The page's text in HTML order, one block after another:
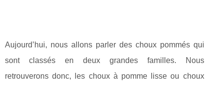
Aujourd’hui, nous allons parler des choux pommés qui
sont classés en deux grandes familles. Nous
retrouverons donc, les choux à pomme lisse ou choux